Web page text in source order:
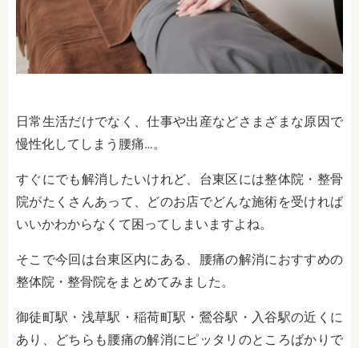
日常生活だけでなく、仕事や出産などさまざまな原因で
慢性化してしまう腰痛…。
すぐにでも解消したいけれど、台東区には整体院・整骨
院がたくさんあって、どのお店でどんな施術を受ければ
いいかわからなくて困ってしまいますよね。
そこで今回は台東区内にある、腰痛の解消におすすめの
整体院・整骨院をまとめてみました。
御徒町駅・浅草駅・稲荷町駅・鶯谷駅・入谷駅の近くに
あり、どちらも腰痛の解消にピッタリのところばかりで